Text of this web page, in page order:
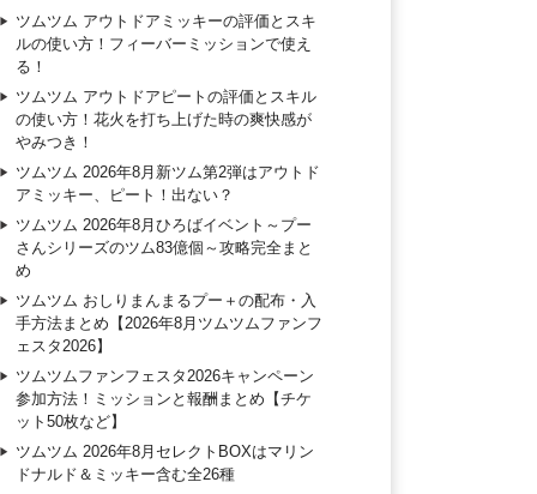
ツムツム アウトドアミッキーの評価とスキ
ルの使い方！フィーバーミッションで使え
る！
ツムツム アウトドアピートの評価とスキル
の使い方！花火を打ち上げた時の爽快感が
やみつき！
ツムツム 2026年8月新ツム第2弾はアウトド
アミッキー、ピート！出ない？
ツムツム 2026年8月ひろばイベント～プー
さんシリーズのツム83億個～攻略完全まと
め
ツムツム おしりまんまるプー＋の配布・入
手方法まとめ【2026年8月ツムツムファンフ
ェスタ2026】
ツムツムファンフェスタ2026キャンペーン
参加方法！ミッションと報酬まとめ【チケ
ット50枚など】
ツムツム 2026年8月セレクトBOXはマリン
ドナルド＆ミッキー含む全26種